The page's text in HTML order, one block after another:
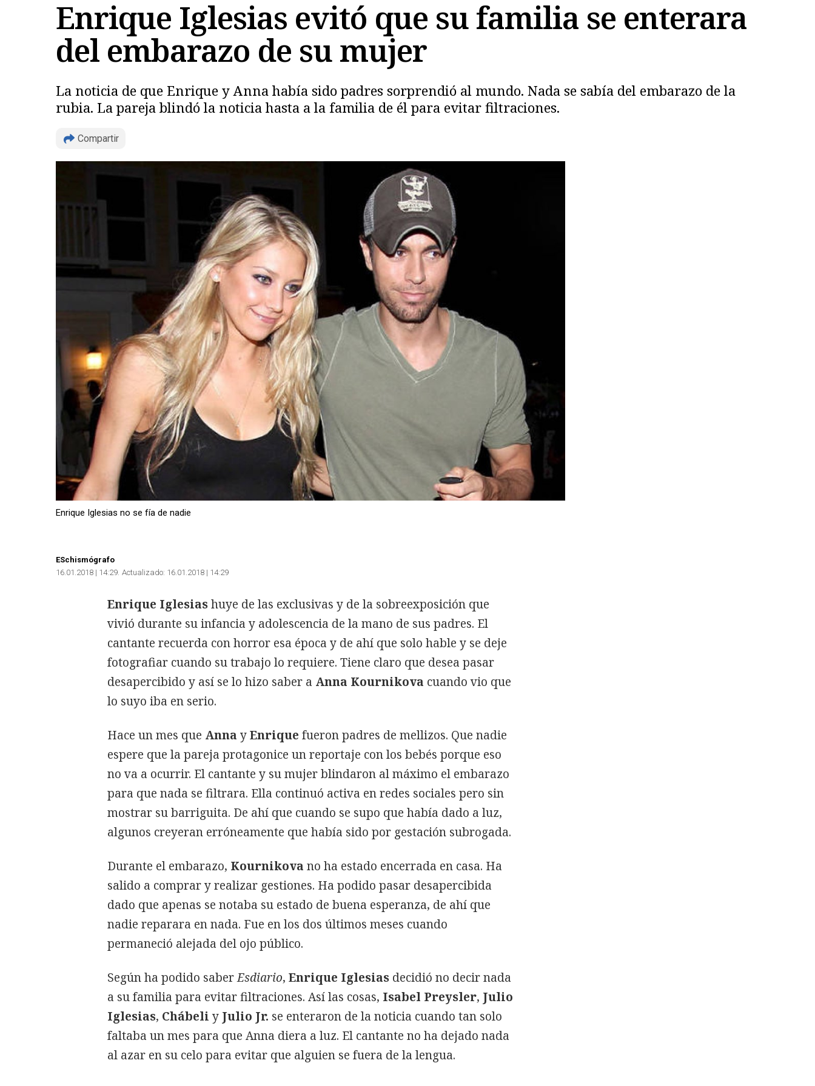
Enrique Iglesias evitó que su familia se enterara
del embarazo de su mujer
La noticia de que Enrique y Anna había sido padres sorprendió al mundo. Nada se sabía del embarazo de la
rubia. La pareja blindó la noticia hasta a la familia de él para evitar filtraciones.
Compartir
Copiar
Enrique Iglesias no se fía de nadie
ESchismógrafo
16.01.2018 | 14:29 Actualizado: 16.01.2018 | 14:29
Enrique Iglesiashuye de las exclusivas y de la sobreexposición que
vivió durante su infancia y adolescencia de la mano de sus padres. El
cantante recuerda con horror esa época y de ahí que solo hable y se deje
fotografiar cuando su trabajo lo requiere. Tiene claro que desea pasar
desapercibido y así se lo hizo saber a Anna Kournikova cuando vio que
lo suyo iba en serio.
Hace un mes que Anna yEnrique fueron padres de mellizos. Que nadie
espere que la pareja protagonice un reportaje con los bebés porque eso
no va a ocurrir. El cantante y su mujer blindaron al máximo el embarazo
para que nada se filtrara. Ella continuó activa en redes sociales pero sin
mostrar su barriguita. De ahí que cuando se supo que había dado a luz,
algunos creyeran erróneamente que había sido por gestación subrogada.
Durante el embarazo, Kournikova no ha estado encerrada en casa. Ha
salido a comprar y realizar gestiones. Ha podido pasar desapercibida
dado que apenas se notaba su estado de buena esperanza, de ahí que
nadie reparara en nada. Fue en los dos últimos meses cuando
permaneció alejada del ojo público.
Según ha podido saberEsdiario, Enrique Iglesias decidió no decir nada
a su familia para evitar filtraciones. Así las cosas, Isabel Preysler, Julio
Iglesias, Chábeli y Julio Jr. se enteraron de la noticia cuando tan solo
faltaba un mes para que Anna diera a luz. El cantante no ha dejado nada
al azar en su celo para evitar que alguien se fuera de la lengua.